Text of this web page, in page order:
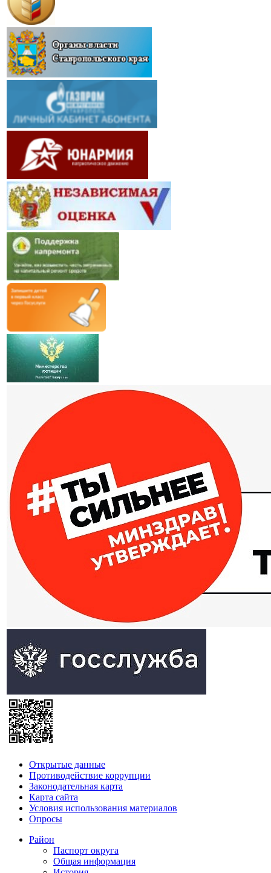
Открытые данные
Противодействие коррупции
Законодательная карта
Карта сайта
Условия использования материалов
Опросы
Район
Паспорт округа
Общая информация